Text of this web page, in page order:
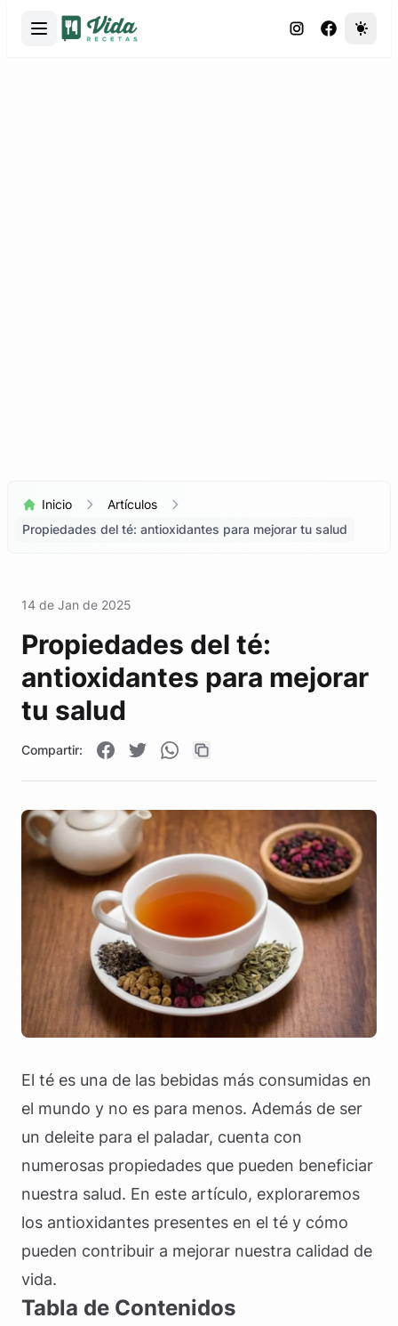
Inicio
Artículos
Propiedades del té: antioxidantes para mejorar tu salud
14 de Jan de 2025
Propiedades del té:
antioxidantes para mejorar
tu salud
Compartir:
El té es una de las bebidas más consumidas en
el mundo y no es para menos. Además de ser
un deleite para el paladar, cuenta con
numerosas propiedades que pueden beneficiar
nuestra salud. En este artículo, exploraremos
los antioxidantes presentes en el té y cómo
pueden contribuir a mejorar nuestra calidad de
vida.
Tabla de Contenidos